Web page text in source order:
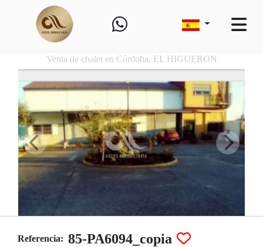
Venta de chalet en Córdoba, EL HIGUERON
Referencia: 85-PA6094_copia